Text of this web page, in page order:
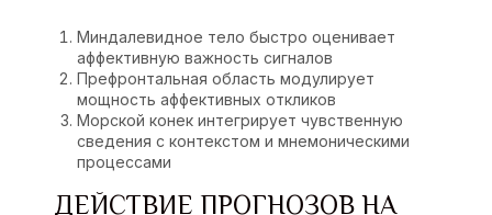
Миндалевидное тело быстро оценивает
аффективную важность сигналов
Префронтальная область модулирует
мощность аффективных откликов
Морской конек интегрирует чувственную
сведения с контекстом и мнемоническими
процессами
ДЕЙСТВИЕ ПРОГНОЗОВ НА